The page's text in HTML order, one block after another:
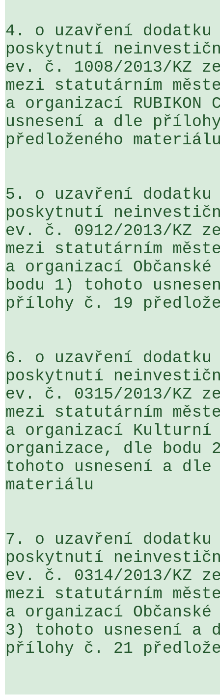
4. o uzavření
poskytnutí
ev. č. 1008/2013/KZ
mezi statutárním
a organizací
usnesení a dle
předloženého
5. o uzavření
poskytnutí
ev. č. 0912/2013/KZ
mezi statutárním
a organizací
bodu 1) tohoto
přílohy č. 19
6. o uzavření
poskytnutí
ev. č. 0315/2013/KZ
mezi statutárním
a organizací Kulturní
organizace, dle bodu
tohoto usnesení a
materiálu
7. o uzavření
poskytnutí
ev. č. 0314/2013/KZ
mezi statutárním
a organizací Občanské
3) tohoto usnesení a
přílohy č. 21